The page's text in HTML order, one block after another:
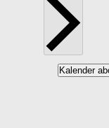
Kalender